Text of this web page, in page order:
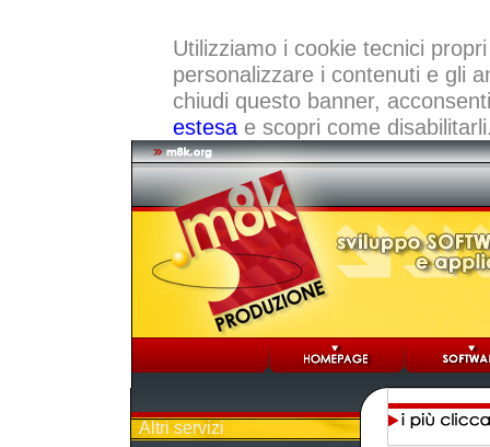
Utilizziamo i cookie tecnici
personalizzare i contenuti e gli
chiudi questo banner,
estesae scopri come
Altri servizi